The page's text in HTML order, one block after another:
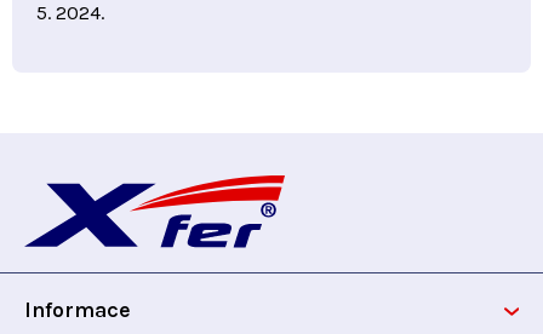
5. 2024.
p
Informace